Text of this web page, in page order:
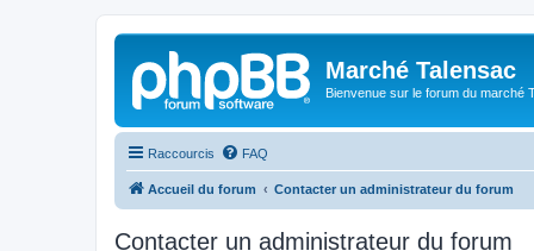
Marché Talensac
Bienvenue sur le forum du marché
Raccourcis FAQ
Accueil du forum Contacter un administrateur du forum
Contacter un administrateur du forum